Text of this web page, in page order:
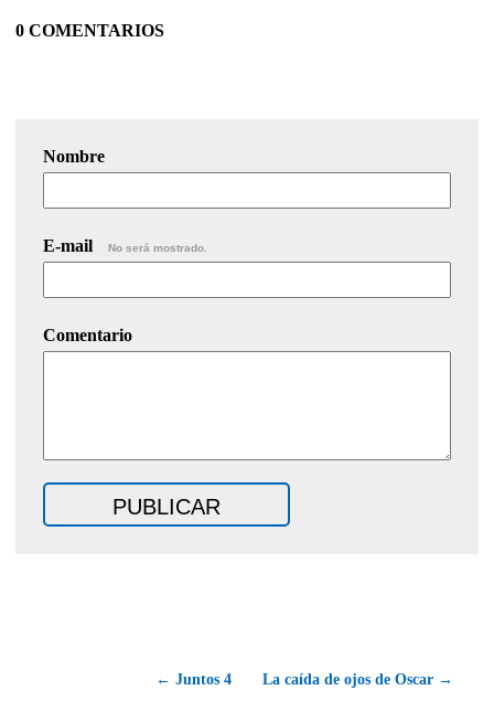
0 COMENTARIOS
Nombre
E-mail No será mostrado.
Comentario
← Juntos 4 La caída de ojos de Oscar →